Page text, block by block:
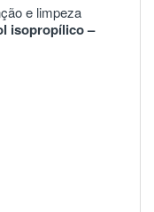
e limpeza
isopropílico –